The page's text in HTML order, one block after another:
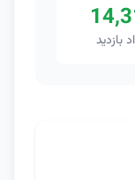
بازدید